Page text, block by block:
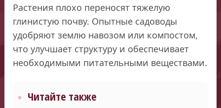
Растения плохо переносят тяжелую
глинистую почву. Опытные садоводы
удобряют землю навозом или компостом,
что улучшает структуру и обеспечивает
необходимыми питательными веществами.
Читайте также